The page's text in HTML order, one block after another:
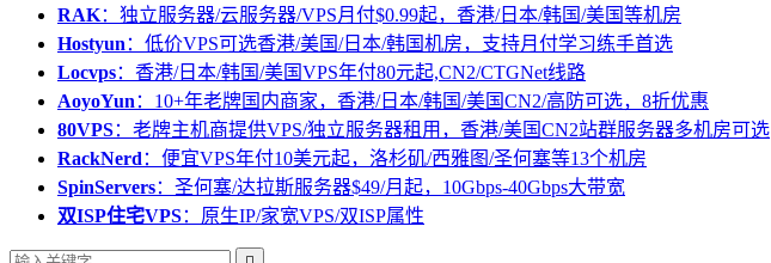
RAK：独立服务器/云服务器/VPS月付$0.99起，香港/日本/韩国/美国等机房
Hostyun ：低价VPS可选香港/美国/日本/韩国机房，支持月付学习练手首选
Locvps：香港/日本/韩国/美国VPS年付80元起,CN2/CTGNet线路
AoyoYun ：10+年老牌国内商家，香港/日本/韩国/美国CN2/高防可选，8折优惠
80VPS：老牌主机商提供VPS/独立服务器租用，香港/美国CN2站群服务器多机房可选
RackNerd ：便宜VPS年付10美元起，洛杉矶/西雅图/圣何塞等13个机房
SpinServers：圣何塞/达拉斯服务器$49/月起，10Gbps-40Gbps大带宽
双ISP住宅VPS：原生IP/家宽VPS/双ISP属性